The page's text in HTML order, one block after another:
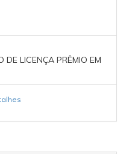
DE LICENÇA PRÊMIO EM